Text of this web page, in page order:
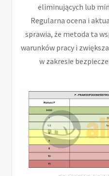
eliminujących lub
Regularna ocena i
sprawia, że metoda ta
warunków pracy i
w zakresie